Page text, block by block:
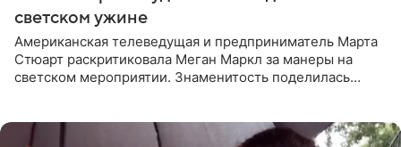
светском ужине
Американская телеведущая и предприниматель Марта
Стюарт раскритиковала Меган Маркл за манеры на
светском мероприятии. Знаменитость поделилась